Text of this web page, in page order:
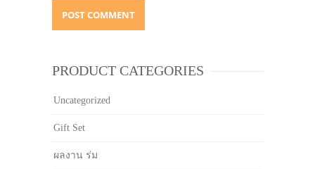
PRODUCT CATEGORIES
Uncategorized
Gift Set
ผลงาน ร่ม